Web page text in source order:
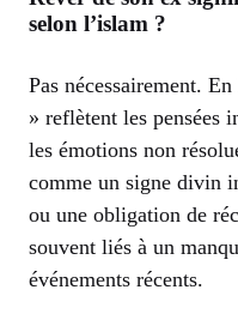
selon l’islam ?
Pas nécessairement.
» reflètent les pensées
les émotions non
comme un signe divin
ou une obligation de
souvent liés à un
événements récents.